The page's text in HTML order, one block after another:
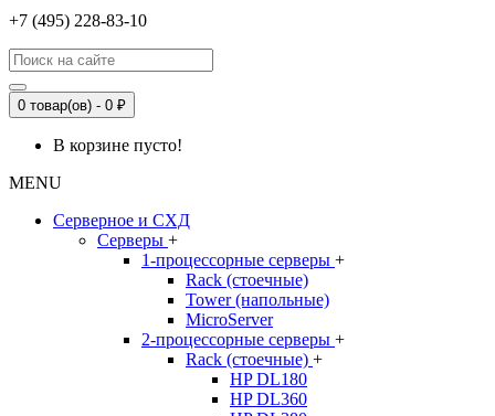
+7 (495) 228-83-10
0 товар(ов) - 0 ₽
В корзине пусто!
MENU
Серверное и СХД
Серверы +
1-процессорные серверы +
Rack (стоечные)
Tower (напольные)
MicroServer
2-процессорные серверы +
Rack (стоечные) +
HP DL180
HP DL360